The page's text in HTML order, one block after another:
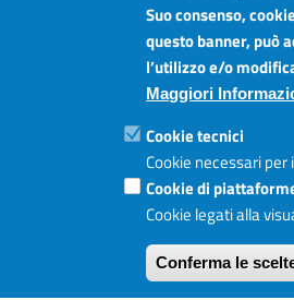
Camera di Commercio Industria
Sede legale: Via Cappuccini, 2 -
Sede territoriale: Piazza della
Sede territoriale: Via Duca degli
www.ctrgsr.camcom.gov.it
Codice fiscale e partita IVA:
Codice di fatturazione elettronica:
Copyright © CCIAA, 2019
Suo consenso,
questo banner, può
l’utilizzo e/o
Maggiori
Cookie tecnici
Cookie necessari
Cookie di
Cookie legati alla
Conferma le